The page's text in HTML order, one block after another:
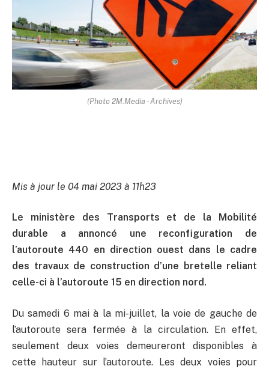
(Photo 2M.Media - Archives)
Mis à jour le 04 mai 2023 à 11h23
Le ministère des Transports et de la Mobilité
durable a annoncé une reconfiguration de
l’autoroute 440 en direction ouest dans le cadre
des travaux de construction d’une bretelle reliant
celle-ci à l’autoroute 15 en direction nord.
Du samedi 6 mai à la mi-juillet, la voie de gauche de
l’autoroute sera fermée à la circulation. En effet,
seulement deux voies demeureront disponibles à
cette hauteur sur l’autoroute. Les deux voies pour